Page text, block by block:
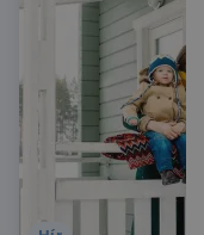
Privacy Policy